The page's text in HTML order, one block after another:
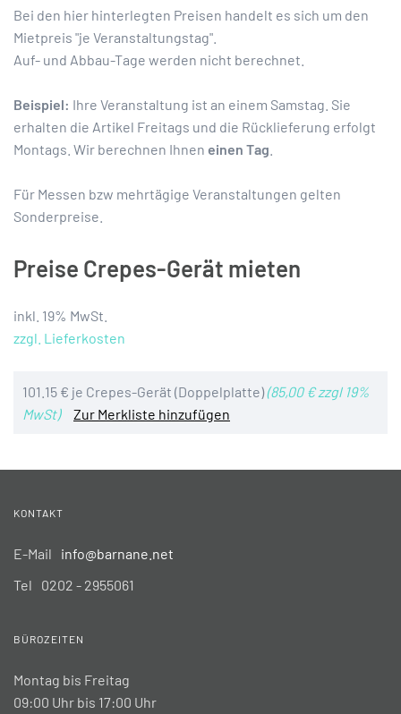
Bei den hier hinterlegten Preisen handelt es sich um den
Mietpreis "je Veranstaltungstag".
Auf- und Abbau-Tage werden nicht berechnet.
Beispiel: Ihre Veranstaltung ist an einem Samstag. Sie
erhalten die Artikel Freitags und die Rücklieferung erfolgt
Montags. Wir berechnen Ihnen einen Tag
Für Messen bzw mehrtägige Veranstaltungen gelten
Sonderpreise.
Preise Crepes-Gerät mieten
inkl. 19% MwSt.
zzgl. Lieferkosten
101.15 € je Crepes-Gerät (Doppelplatte)(85,00 € zzgl 19%
MwSt)
Zur Merkliste hinzufügen
KONTAKT
E-Mail
info@barnane.net
Tel
0202 - 2955061
BÜROZEITEN
Montag bis Freitag
09:00 Uhr bis 17:00 Uhr